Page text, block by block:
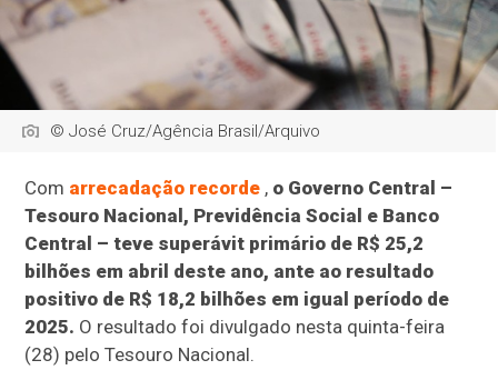
© José Cruz/Agência Brasil/Arquivo
Com arrecadação recorde , o Governo Central –
Tesouro Nacional, Previdência Social e Banco
Central – teve superávit primário de R$ 25,2
bilhões em abril deste ano, ante ao resultado
positivo de R$ 18,2 bilhões em igual período de
2025. O resultado foi divulgado nesta quinta-feira
(28) pelo Tesouro Nacional.